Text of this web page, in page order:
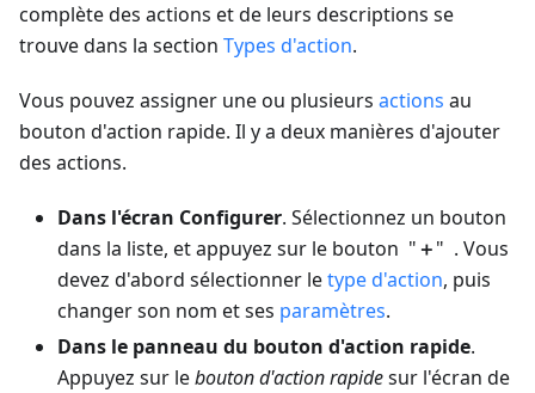
complète des actions et de leurs descriptions se
trouve dans la section Types d'action.
Vous pouvez assigner une ou plusieurs actions au
bouton d'action rapide. Il y a deux manières d'ajouter
des actions.
Dans l'écran Configurer. Sélectionnez un bouton
dans la liste, et appuyez sur le bouton " ＋" . Vous
devez d'abord sélectionner letype d'action, puis
changer son nom et ses paramètres.
Dans le panneau du bouton d'action rapide.
Appuyez sur lebouton d'action rapidesur l'écran de